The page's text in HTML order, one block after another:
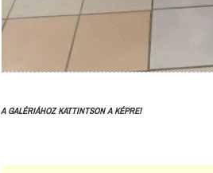
A GALÉRIÁHOZ KATTINTSON A KÉPRE!